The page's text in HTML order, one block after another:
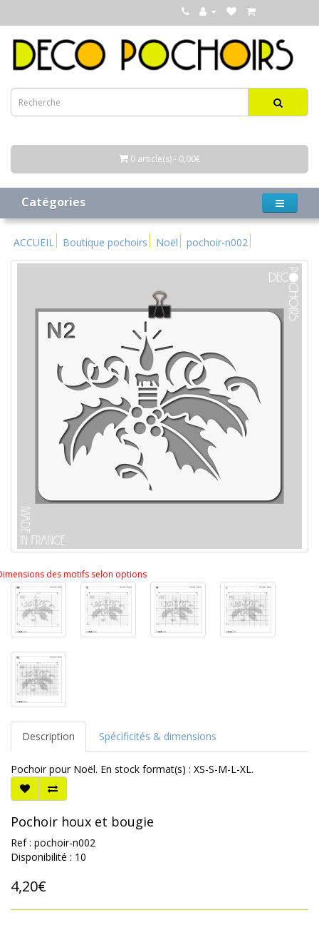
0 article(s) - 0,00€
Catégories
ACCUEIL Boutique pochoirs Noël pochoir-n002
des motifs selon options
Description Spécificités & dimensions
Pochoir pour Noël. En stock format(s) : XS-S-M-L-XL.
Pochoir houx et bougie
Ref : pochoir-n002
Disponibilité : 10
4,20€